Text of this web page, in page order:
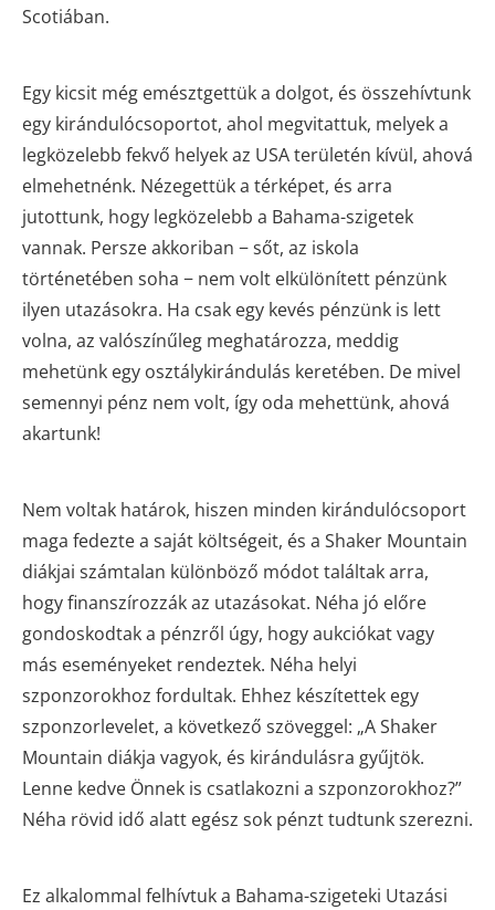
Scotiában.
Egy kicsit még emésztgettük a dolgot, és összehívtunk
egy kirándulócsoportot, ahol megvitattuk, melyek a
legközelebb fekvő helyek az USA területén kívül, ahová
elmehetnénk. Nézegettük a térképet, és arra
jutottunk, hogy legközelebb a Bahama-szigetek
vannak. Persze akkoriban − sőt, az iskola
történetében soha − nem volt elkülönített pénzünk
ilyen utazásokra. Ha csak egy kevés pénzünk is lett
volna, az valószínűleg meghatározza, meddig
mehetünk egy osztálykirándulás keretében. De mivel
semennyi pénz nem volt, így oda mehettünk, ahová
akartunk!
Nem voltak határok, hiszen minden kirándulócsoport
maga fedezte a saját költségeit, és a Shaker Mountain
diákjai számtalan különböző módot találtak arra,
hogy finanszírozzák az utazásokat. Néha jó előre
gondoskodtak a pénzről úgy, hogy aukciókat vagy
más eseményeket rendeztek. Néha helyi
szponzorokhoz fordultak. Ehhez készítettek egy
szponzorlevelet, a következő szöveggel: „A Shaker
Mountain diákja vagyok, és kirándulásra gyűjtök.
Lenne kedve Önnek is csatlakozni a szponzorokhoz?”
Néha rövid idő alatt egész sok pénzt tudtunk szerezni.
Ez alkalommal felhívtuk a Bahama-szigeteki Utazási